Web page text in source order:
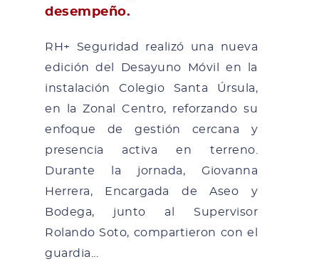
desempeño.
RH+ Seguridad realizó una nueva
edición del Desayuno Móvil en la
instalación Colegio Santa Úrsula,
en la Zonal Centro, reforzando su
enfoque de gestión cercana y
presencia activa en terreno.
Durante la jornada, Giovanna
Herrera, Encargada de Aseo y
Bodega, junto al Supervisor
Rolando Soto, compartieron con el
guardia...